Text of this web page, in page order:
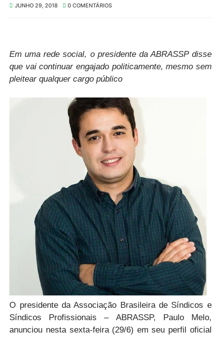
JUNHO 29, 2018 0 COMENTÁRIOS
Em uma rede social, o presidente da ABRASSP disse
que vai continuar engajado politicamente, mesmo sem
pleitear qualquer cargo público
O presidente da Associação Brasileira de Síndicos e
Síndicos Profissionais – ABRASSP, Paulo Melo,
anunciou nesta sexta-feira (29/6) em seu perfil oficial